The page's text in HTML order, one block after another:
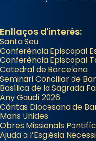
Enllaços d'interès:
Santa Seu
Conferència Episcopal
Conferència Episcopal
Catedral de Barcelona
Seminari Conciliar de
Basílica de la Sagrada
Any Gaudí 2026
Càritas Diocesana de
Mans Unides
Obres Missionals
Ajuda a l’Església